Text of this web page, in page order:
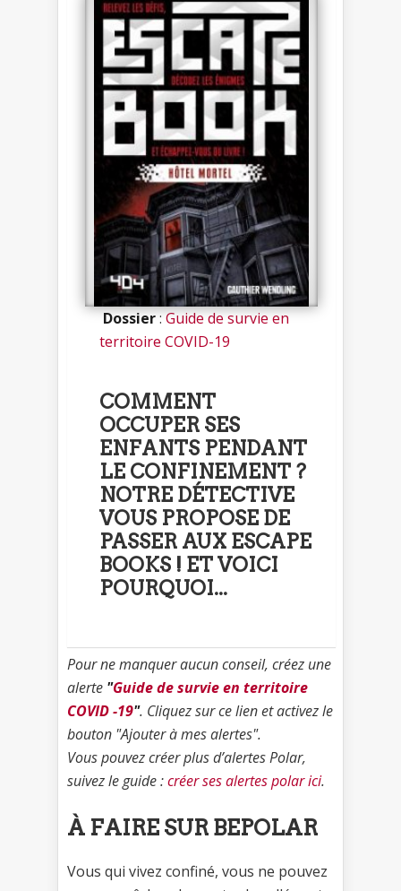
Dossier:Guide de survie en
territoire COVID-19
COMMENT
OCCUPER SES
ENFANTS PENDANT
LE CONFINEMENT ?
NOTRE DÉTECTIVE
VOUS PROPOSE DE
PASSER AUX ESCAPE
BOOKS ! ET VOICI
POURQUOI...
Pour ne manquer aucun conseil, créez une
alerte "Guide de survie en territoire
COVID -19". Cliquez sur ce lien et activez le
bouton "Ajouter à mes alertes".
Vous pouvez créer plus d’alertes Polar,
suivez le guide :créer ses alertes polar ici.
À FAIRE SUR BEPOLAR
Vous qui vivez confiné, vous ne pouvez